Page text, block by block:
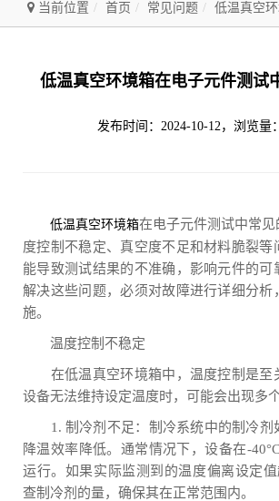
当前位置 首页 常见问题 低温真空
低温真空环境箱在电子元件测试
发布时间：2024-10-12，浏览量
低温真空环境箱在电子元件测试中常
度控制不稳定、真空度不足和材料脆裂等
能导致测试结果的不准确，影响元件的可
解决这些问题，必须对故障进行详细分析
施。
温度控制不稳定
在低温真空环境箱中，温度控制是至
设备无法维持设定温度时，可能会出现多个
1. 制冷剂不足：制冷系统中的制冷剂
降温效率降低。通常情况下，设备在-
运行。如果实际监测到的温度偏离设定
查制冷剂的量，确保其在正常范围内。